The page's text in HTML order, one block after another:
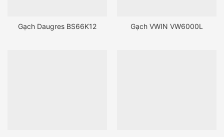
Gạch Daugres BS66K12 Gạch VWIN VW6000L